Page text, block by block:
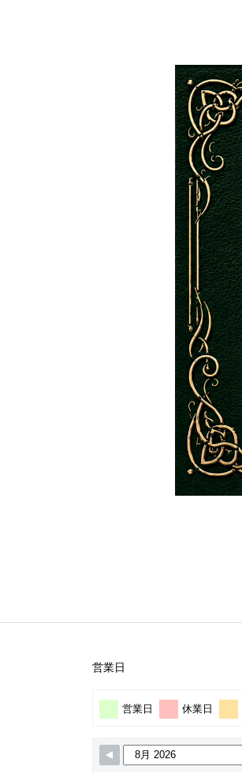
営業日
営業日 休業日